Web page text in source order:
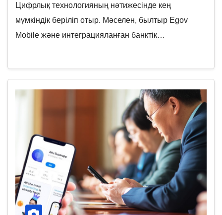
Цифрлық технологияның нәтижесінде кең
мүмкіндік беріліп отыр. Мәселен, былтыр Egov
Mobile және интеграцияланған банктік…